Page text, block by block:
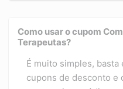
Como usar o cupom
Terapeutas?
É muito simples,
cupons de desconto e